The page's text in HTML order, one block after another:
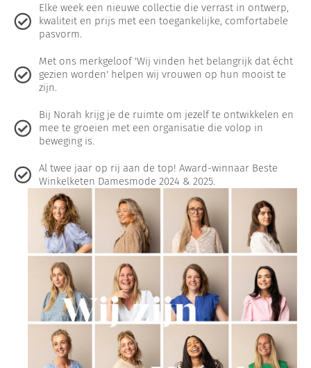
Elke week een nieuwe collectie die verrast in ontwerp,
kwaliteit en prijs met een toegankelijke, comfortabele
pasvorm.
Met ons merkgeloof 'Wij vinden het belangrijk dat écht
gezien worden' helpen wij vrouwen op hun mooist te
zijn.
Bij Norah krijg je de ruimte om jezelf te ontwikkelen en
mee te groeien met een organisatie die volop in
beweging is.
Al twee jaar op rij aan de top! Award-winnaar Beste
Winkelketen Damesmode 2024 & 2025.